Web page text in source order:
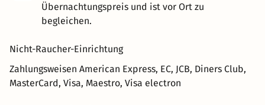
Übernachtungspreis und ist vor Ort zu
begleichen.
Nicht-Raucher-Einrichtung
Zahlungsweisen American Express, EC, JCB, Diners Club,
MasterCard, Visa, Maestro, Visa electron